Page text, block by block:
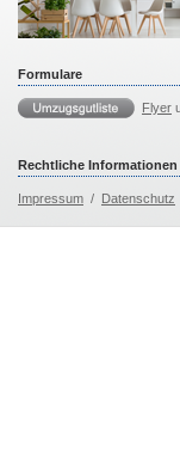
Formulare
Flyer
Rechtliche Informationen
Impressum / Datenschutz